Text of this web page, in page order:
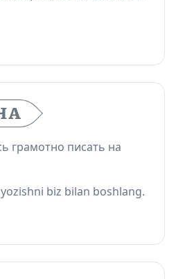
грамотно писать на
biz bilan boshlang.